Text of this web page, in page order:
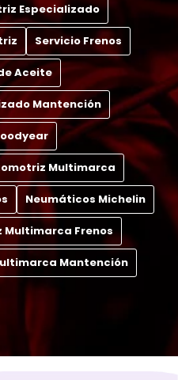
Especializado
Servicio Frenos
Aceite
Mantención
Multimarca
Neumáticos Michelin
Frenos
Mantención